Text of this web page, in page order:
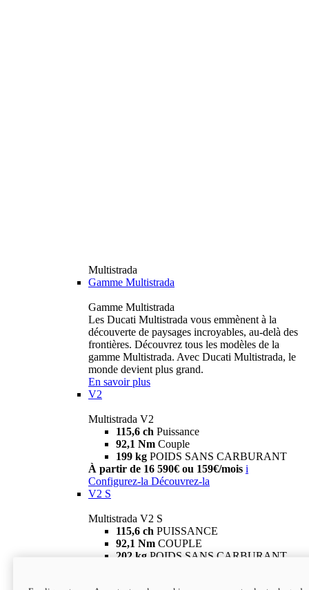
Multistrada
Gamme Multistrada
Gamme Multistrada
Les Ducati Multistrada vous emmènent à la
découverte de paysages incroyables, au-delà des
frontières. Découvrez tous les modèles de la
gamme Multistrada. Avec Ducati Multistrada, le
monde devient plus grand.
En savoir plus
V2
Multistrada V2
115,6 ch Puissance
92,1 Nm Couple
199 kg POIDS SANS CARBURANT
À partir de 16 590€ ou 159€/mois i
Configurez-la Découvrez-la
V2 S
Multistrada V2 S
115,6 ch PUISSANCE
92,1 Nm COUPLE
202 kg POIDS SANS CARBURANT